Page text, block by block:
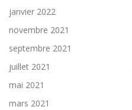
janvier 2022
novembre 2021
septembre 2021
juillet 2021
mai 2021
mars 2021